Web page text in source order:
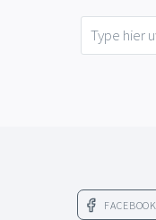
FACEBOOK